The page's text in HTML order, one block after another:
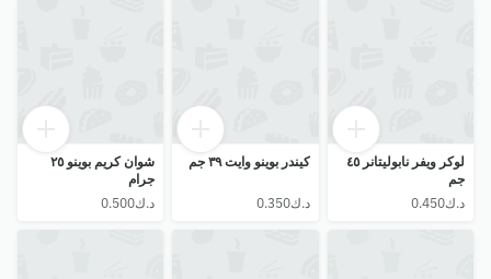
لوكر ويفر نابوليتانر ٤٥
جم
كيندر بوينو وايت ٣٩ جم
⁦د.ك0.350⁩
شوان كريم بوينو ٢٥
جرام